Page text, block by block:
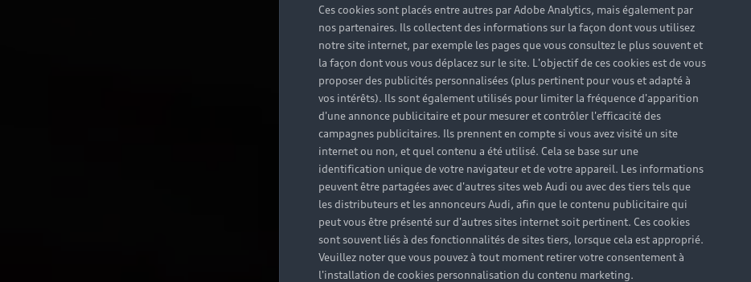
Ces cookies sont placés entre autres par Adobe Analytics, mais également par
nos partenaires. Ils collectent des informations sur la façon dont vous utilisez
notre site internet, par exemple les pages que vous consultez le plus souvent et
la façon dont vous vous déplacez sur le site. L'objectif de ces cookies est de vous
proposer des publicités personnalisées (plus pertinent pour vous et adapté à
vos intérêts). Ils sont également utilisés pour limiter la fréquence d'apparition
d'une annonce publicitaire et pour mesurer et contrôler l'efficacité des
campagnes publicitaires. Ils prennent en compte si vous avez visité un site
internet ou non, et quel contenu a été utilisé. Cela se base sur une
identification unique de votre navigateur et de votre appareil. Les informations
peuvent être partagées avec d'autres sites web Audi ou avec des tiers tels que
les distributeurs et les annonceurs Audi, afin que le contenu publicitaire qui
peut vous être présenté sur d'autres sites internet soit pertinent. Ces cookies
sont souvent liés à des fonctionnalités de sites tiers, lorsque cela est approprié.
Veuillez noter que vous pouvez à tout moment retirer votre consentement à
l'installation de cookies personnalisation du contenu marketing.